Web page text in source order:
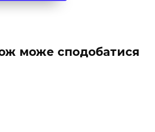
може сподобатися